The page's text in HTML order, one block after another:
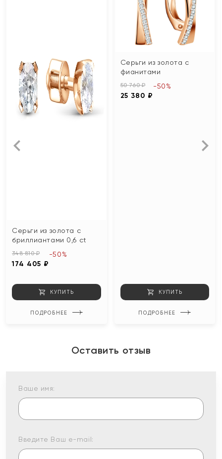
Серьги из золота с
бриллиантами 0,6 ct
348 810 ₽
174 405 ₽
-50%
КУПИТЬ
ПОДРОБНЕЕ
Серьги из золота с
фианитами
50 760 ₽
25 380 ₽
-50%
КУПИТЬ
ПОДРОБНЕЕ
Оставить отзыв
Ваше имя:
Введите Ваш e-mail: